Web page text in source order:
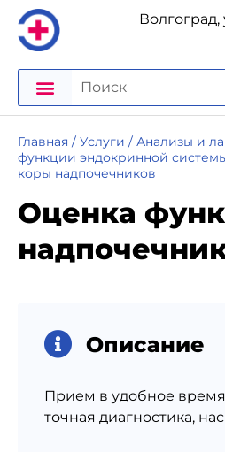
Волгоград,
Главная / Услуги / Анализы и
функции эндокринной
коры надпочечников
Оценка
Описание
Прием в удобное
точная диагностика,